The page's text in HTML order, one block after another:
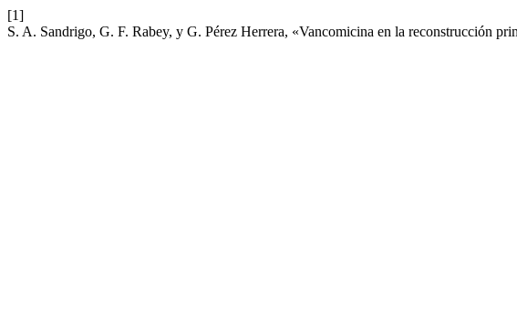
[1]
S. A. Sandrigo, G. F. Rabey, y G. Pérez Herrera, «Vancomicina en la reconstrucción